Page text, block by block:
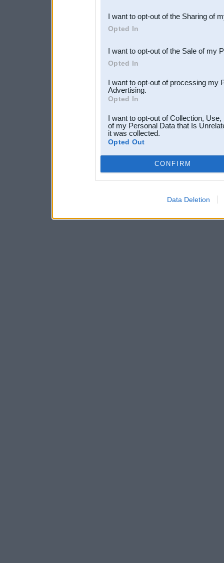
Downstream Participants
third parties.
I want to opt-out of the Sharing of
Opted In
I want to opt-out of the Sale of my
Opted In
I want to opt-out of processing my
Advertising.
Opted In
I want to opt-out of Collection,
of my Personal Data that Is
it was collected.
Opted Out
CONFIRM
Data Deletion